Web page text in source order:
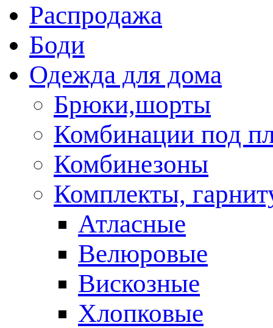
Распродажа
Боди
Одежда для дома
Брюки,шорты
Комбинации под
Комбинезоны
Комплекты,
Атласные
Велюровые
Вискозные
Хлопковые